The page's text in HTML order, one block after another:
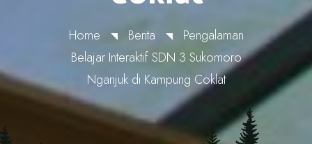
Home Berita
Pengalaman
Belajar Interaktif SDN 3 Sukomoro
Nganjuk di Kampung Coklat